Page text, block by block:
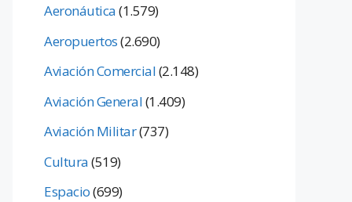
Aeronáutica(1.579)
Aeropuertos(2.690)
Aviación Comercial(2.148)
Aviación General(1.409)
Aviación Militar(737)
Cultura(519)
Espacio(699)